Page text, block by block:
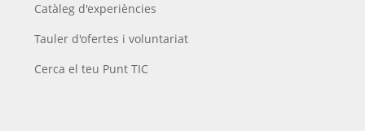
Catàleg d'experiències
Tauler d'ofertes i voluntariat
Cerca el teu Punt TIC